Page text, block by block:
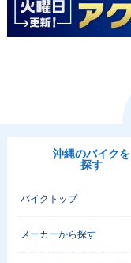
沖縄のバイクを
探す
バイクトップ
メーカーから探す